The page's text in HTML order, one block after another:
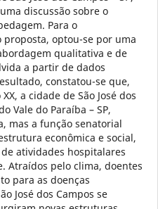
discussão sobre o
Para o
optou-se por uma
qualitativa e de
a partir de dados
constatou-se que,
a cidade de São José dos
Vale do Paraíba – SP,
mas a função senatorial
econômica e social,
atividades hospitalares
Atraídos pelo clima, doentes
para as doenças
José dos Campos se